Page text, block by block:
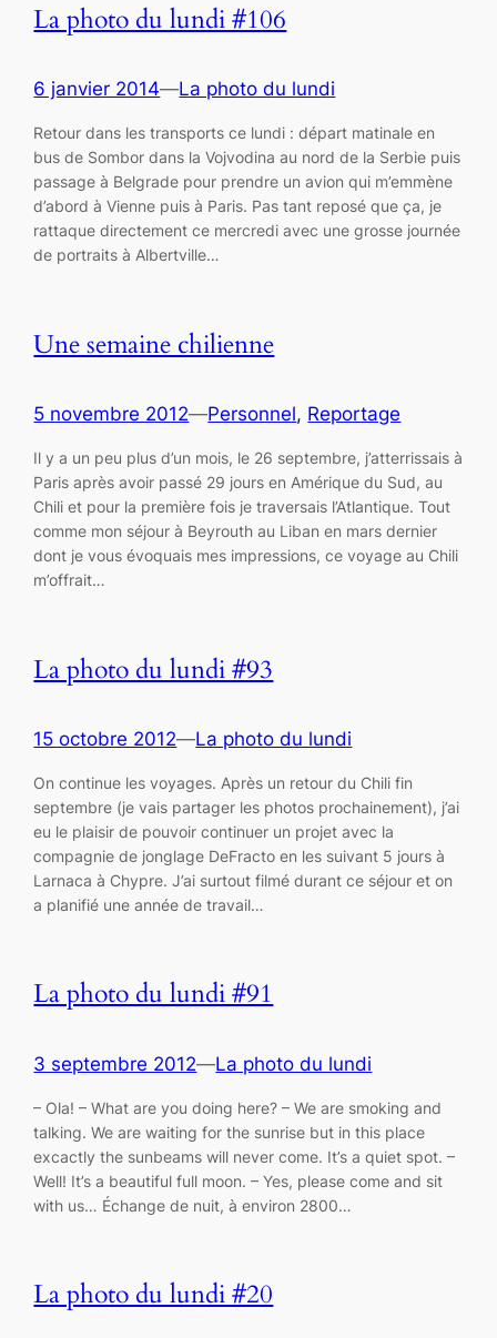
La photo du lundi #106
6 janvier 2014—La photo du lundi
Retour dans les transports ce lundi : départ matinale en
bus de Sombor dans la Vojvodina au nord de la Serbie puis
passage à Belgrade pour prendre un avion qui m’emmène
d’abord à Vienne puis à Paris. Pas tant reposé que ça, je
rattaque directement ce mercredi avec une grosse journée
de portraits à Albertville…
Une semaine chilienne
5 novembre 2012—Personnel, Reportage
Il y a un peu plus d’un mois, le 26 septembre, j’atterrissais à
Paris après avoir passé 29 jours en Amérique du Sud, au
Chili et pour la première fois je traversais l’Atlantique. Tout
comme mon séjour à Beyrouth au Liban en mars dernier
dont je vous évoquais mes impressions, ce voyage au Chili
m’offrait…
La photo du lundi #93
15 octobre 2012—La photo du lundi
On continue les voyages. Après un retour du Chili fin
septembre (je vais partager les photos prochainement), j’ai
eu le plaisir de pouvoir continuer un projet avec la
compagnie de jonglage DeFracto en les suivant 5 jours à
Larnaca à Chypre. J’ai surtout filmé durant ce séjour et on
a planifié une année de travail…
La photo du lundi #91
3 septembre 2012—La photo du lundi
– Ola! – What are you doing here? – We are smoking and
talking. We are waiting for the sunrise but in this place
excactly the sunbeams will never come. It’s a quiet spot. –
Well! It’s a beautiful full moon. – Yes, please come and sit
with us… Échange de nuit, à environ 2800…
La photo du lundi #20